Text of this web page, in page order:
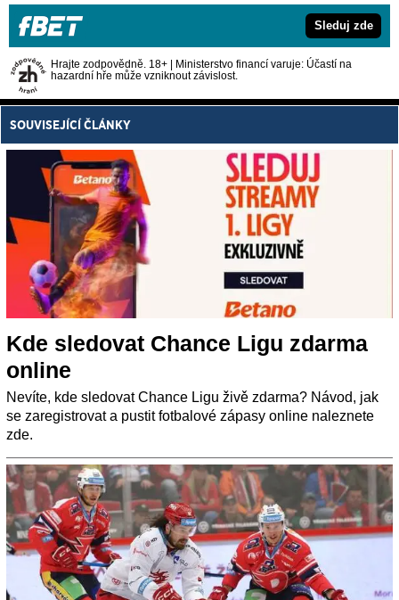
Sleduj zde
Hrajte zodpovědně. 18+ | Ministerstvo financí varuje: Účastí na
hazardní hře může vzniknout závislost.
SOUVISEJÍCÍ ČLÁNKY
Kde sledovat Chance Ligu zdarma
online
Nevíte, kde sledovat Chance Ligu živě zdarma? Návod, jak
se zaregistrovat a pustit fotbalové zápasy online naleznete
zde.